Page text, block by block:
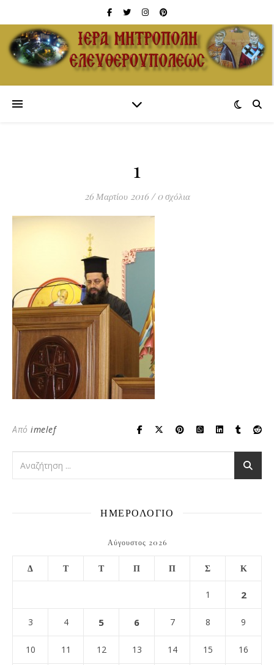
1
26 Μαρτίου 2016 / 0 σχόλια
Από imelef
ΗΜΕΡΟΛΟΓΙΟ
Αύγουστος 2026
Δ Τ Τ Π Π Σ Κ
1 2
3 4 5 6 7 8 9
10 11 12 13 14 15 16